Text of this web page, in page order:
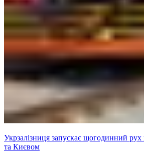
Укрзалізниця запускає щогодинний рух
та Києвом